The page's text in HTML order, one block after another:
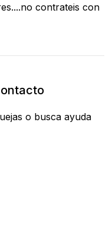
contrateis con
o busca ayuda